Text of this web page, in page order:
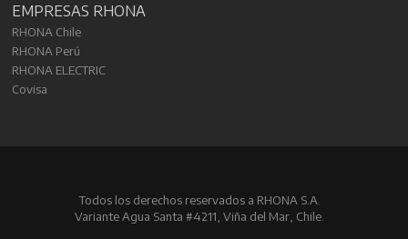
EMPRESAS RHONA
RHONA Chile
RHONA Perú
RHONA ELECTRIC
Covisa
Todos los derechos reservados a RHONA S.A.
Variante Agua Santa #4211, Viña del Mar, Chile.